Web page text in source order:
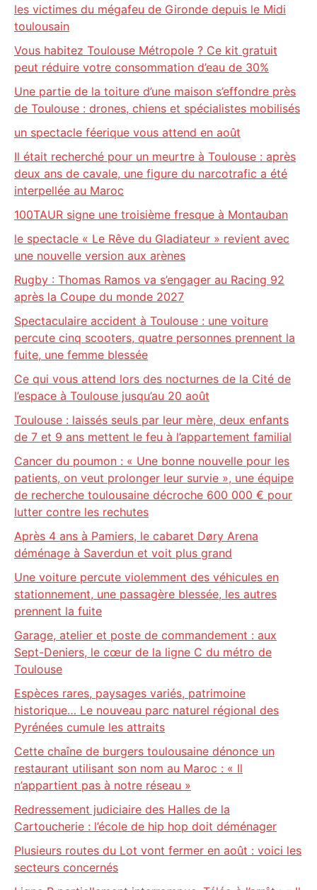
les victimes du mégafeu de Gironde depuis le Midi
toulousain
Vous habitez Toulouse Métropole ? Ce kit gratuit
peut réduire votre consommation d’eau de 30%
Une partie de la toiture d’une maison s’effondre près
de Toulouse : drones, chiens et spécialistes mobilisés
un spectacle féerique vous attend en août
Il était recherché pour un meurtre à Toulouse : après
deux ans de cavale, une figure du narcotrafic a été
interpellée au Maroc
100TAUR signe une troisième fresque à Montauban
le spectacle « Le Rêve du Gladiateur » revient avec
une nouvelle version aux arènes
Rugby : Thomas Ramos va s’engager au Racing 92
après la Coupe du monde 2027
Spectaculaire accident à Toulouse : une voiture
percute cinq scooters, quatre personnes prennent la
fuite, une femme blessée
Ce qui vous attend lors des nocturnes de la Cité de
l’espace à Toulouse jusqu’au 20 août
Toulouse : laissés seuls par leur mère, deux enfants
de 7 et 9 ans mettent le feu à l’appartement familial
Cancer du poumon : « Une bonne nouvelle pour les
patients, on veut prolonger leur survie », une équipe
de recherche toulousaine décroche 600 000 € pour
lutter contre les rechutes
Après 4 ans à Pamiers, le cabaret Døry Arena
déménage à Saverdun et voit plus grand
Une voiture percute violemment des véhicules en
stationnement, une passagère blessée, les autres
prennent la fuite
Garage, atelier et poste de commandement : aux
Sept-Deniers, le cœur de la ligne C du métro de
Toulouse
Espèces rares, paysages variés, patrimoine
historique… Le nouveau parc naturel régional des
Pyrénées cumule les attraits
Cette chaîne de burgers toulousaine dénonce un
restaurant utilisant son nom au Maroc : « Il
n’appartient pas à notre réseau »
Redressement judiciaire des Halles de la
Cartoucherie : l’école de hip hop doit déménager
Plusieurs routes du Lot vont fermer en août : voici les
secteurs concernés